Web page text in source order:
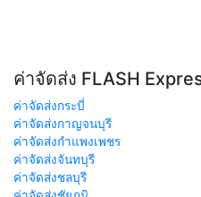
ค่าจัดส่ง FLASH
ค่าจัดส่งกระบี่
ค่าจัดส่งกาญจนบุรี
ค่าจัดส่งกำแพงเพชร
ค่าจัดส่งจันทบุรี
ค่าจัดส่งชลบุรี